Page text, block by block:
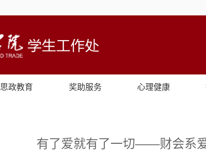
思政教育 奖助服务 心理健康
有了爱就有了一切——财会系